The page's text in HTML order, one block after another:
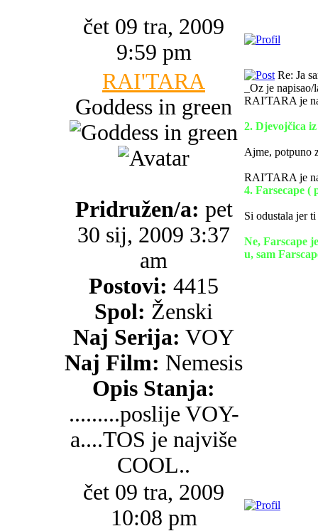
čet 09 tra, 2009
9:59 pm
RAI'TARA
Goddess in green
Pridružen/a: pet
30 sij, 2009 3:37
am
Postovi: 4415
Spol: Ženski
Naj Serija: VOY
Naj Film: Nemesis
Opis Stanja:
.........poslije VOY-
a....TOS je najviše
COOL..
Re: Ja
_Oz je napisao/
RAI'TARA je
2. Djevojčica
Ajme, potpuno
RAI'TARA je
4. Farsecape (
Si odustala jer
Ne, Farscape
u, sam
čet 09 tra, 2009
10:08 pm